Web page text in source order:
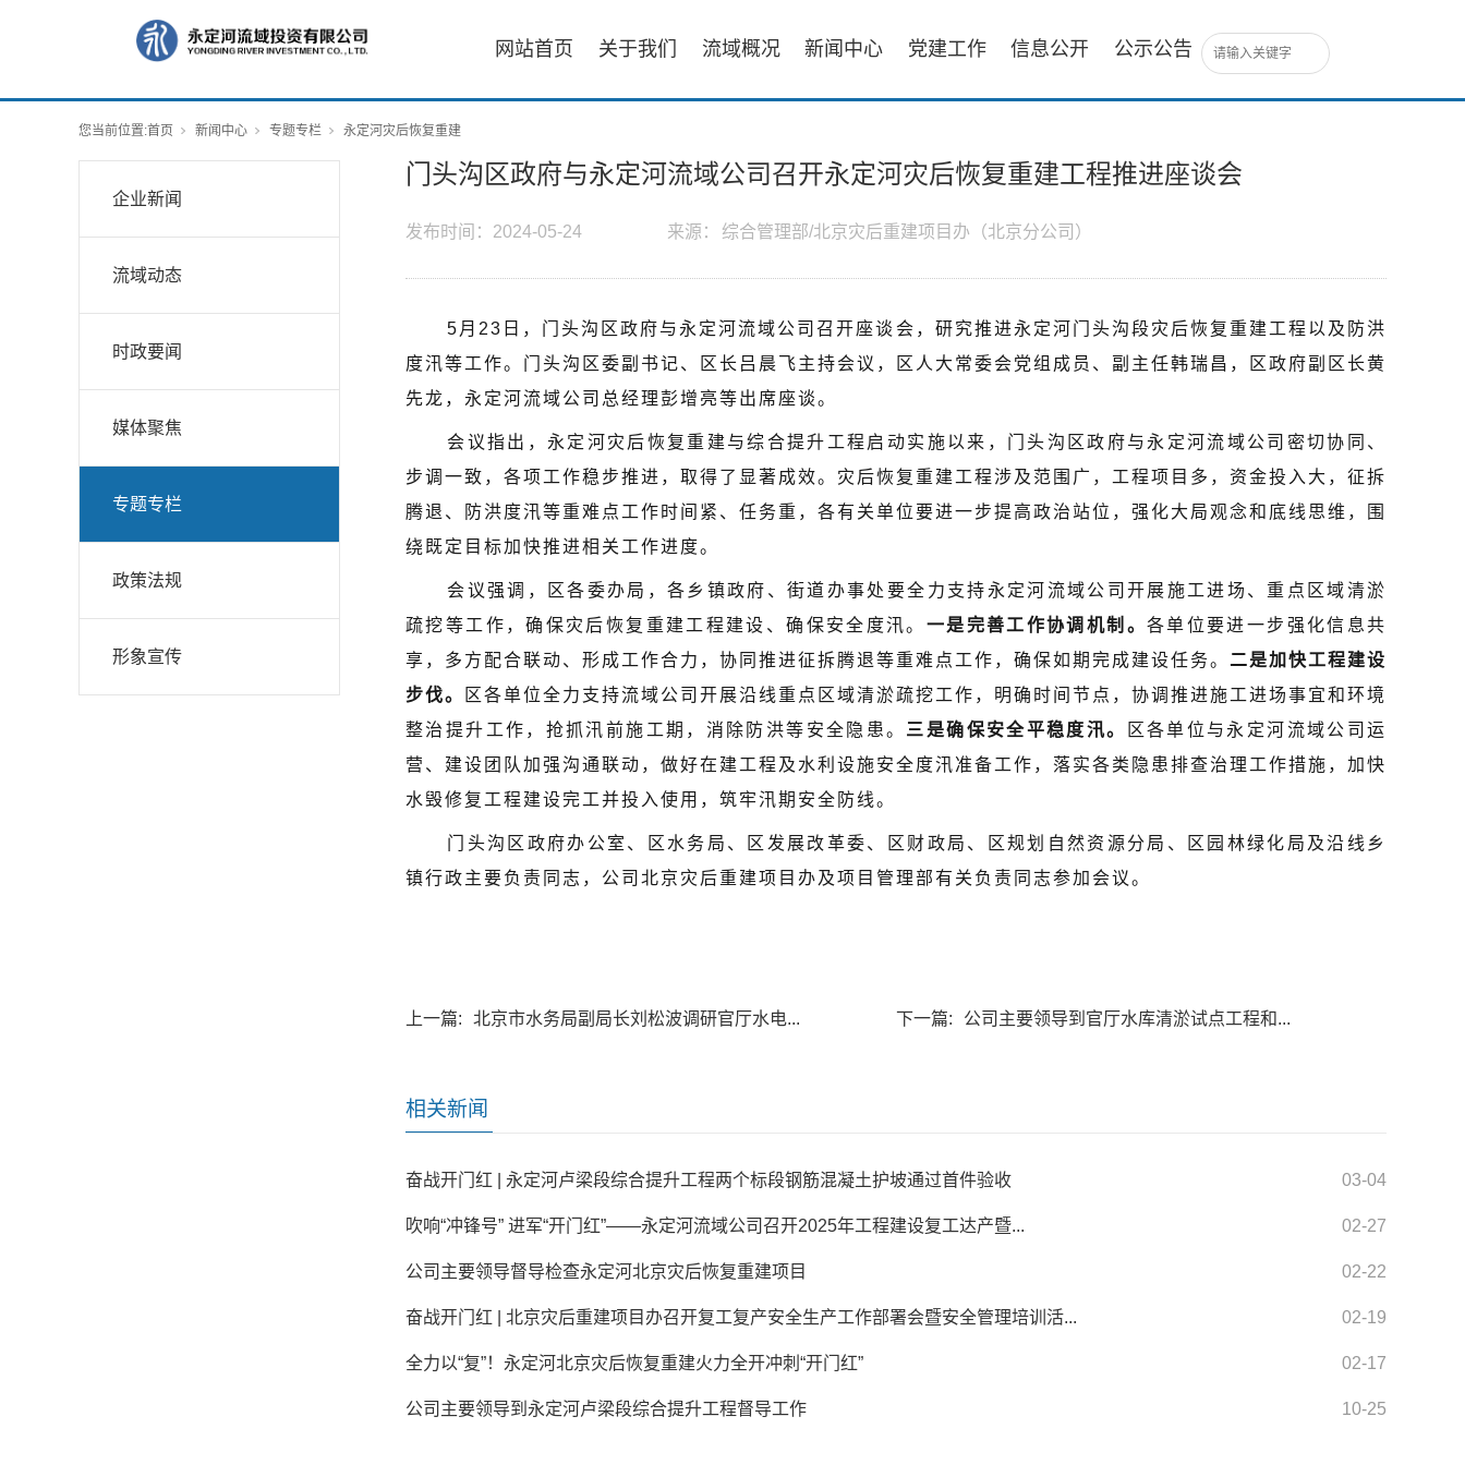
网站首页 关于我们 流域概况 新闻中心 党建工作 信息公开 公示公告
您当前位置:首页 新闻中心 专题专栏 永定河灾后恢复重建
企业新闻
流域动态
时政要闻
媒体聚焦
专题专栏
政策法规
形象宣传
门头沟区政府与永定河流域公司召开永定河灾后恢复重建工程推进座谈会
发布时间： 2024-05-24 来源： 综合管理部/北京灾后重建项目办（北京分公司）
5月23日，门头沟区政府与永定河流域公司召开座谈会，研究推进永定河门头沟段灾后恢复重建工程以及防洪
度汛等工作。门头沟区委副书记、区长吕晨飞主持会议，区人大常委会党组成员、副主任韩瑞昌，区政府副区长黄
先龙，永定河流域公司总经理彭增亮等出席座谈。
会议指出，永定河灾后恢复重建与综合提升工程启动实施以来，门头沟区政府与永定河流域公司密切协同、
步调一致，各项工作稳步推进，取得了显著成效。灾后恢复重建工程涉及范围广，工程项目多，资金投入大，征拆
腾退、防洪度汛等重难点工作时间紧、任务重，各有关单位要进一步提高政治站位，强化大局观念和底线思维，围
绕既定目标加快推进相关工作进度。
会议强调，区各委办局，各乡镇政府、街道办事处要全力支持永定河流域公司开展施工进场、重点区域清淤
疏挖等工作，确保灾后恢复重建工程建设、确保安全度汛。 一是完善工作协调机制。 各单位要进一步强化信息共
享，多方配合联动、形成工作合力，协同推进征拆腾退等重难点工作，确保如期完成建设任务。 二是加快工程建设
步伐。
区各单位全力支持流域公司开展沿线重点区域清淤疏挖工作，明确时间节点，协调推进施工进场事宜和环境
整治提升工作，抢抓汛前施工期，消除防洪等安全隐患。 三是确保安全平稳度汛。
区各单位与永定河流域公司运
营、建设团队加强沟通联动，做好在建工程及水利设施安全度汛准备工作，落实各类隐患排查治理工作措施，加快
水毁修复工程建设完工并投入使用，筑牢汛期安全防线。
门头沟区政府办公室、区水务局、区发展改革委、区财政局、区规划自然资源分局、区园林绿化局及沿线乡
镇行政主要负责同志，公司北京灾后重建项目办及项目管理部有关负责同志参加会议。
上一篇: 北京市水务局副局长刘松波调研官厅水电... 下一篇: 公司主要领导到官厅水库清淤试点工程和...
相关新闻
奋战开门红 | 永定河卢梁段综合提升工程两个标段钢筋混凝土护坡通过首件验收 03-04
吹响“冲锋号” 进军“开门红”——永定河流域公司召开2025年工程建设复工达产暨... 02-27
公司主要领导督导检查永定河北京灾后恢复重建项目 02-22
奋战开门红 | 北京灾后重建项目办召开复工复产安全生产工作部署会暨安全管理培训活... 02-19
全力以“复”！永定河北京灾后恢复重建火力全开冲刺“开门红” 02-17
公司主要领导到永定河卢梁段综合提升工程督导工作 10-25